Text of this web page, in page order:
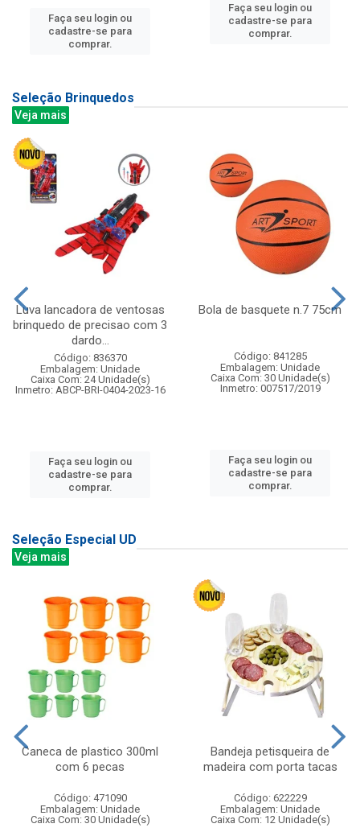
Faça seu login ou
cadastre-se para
comprar.
Faça seu login ou
cadastre-se para
comprar.
Seleção Brinquedos
Veja mais
Luva lancadora de ventosas
brinquedo de precisao com 3
dardo...
Código: 836370
Embalagem: Unidade
Caixa Com: 24 Unidade(s)
Inmetro: ABCP-BRI-0404-2023-16
Faça seu login ou
cadastre-se para
comprar.
Bola de basquete n.7 75cm
Código: 841285
Embalagem: Unidade
Caixa Com: 30 Unidade(s)
Inmetro: 007517/2019
Faça seu login ou
cadastre-se para
comprar.
Seleção Especial UD
Veja mais
Caneca de plastico 300ml
com 6 pecas
Código: 471090
Embalagem: Unidade
Caixa Com: 30 Unidade(s)
Bandeja petisqueira de
madeira com porta tacas
Código: 622229
Embalagem: Unidade
Caixa Com: 12 Unidade(s)